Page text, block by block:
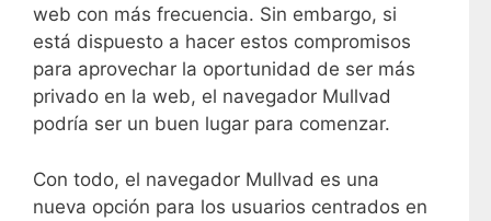
web con más frecuencia. Sin embargo, si
está dispuesto a hacer estos compromisos
para aprovechar la oportunidad de ser más
privado en la web, el navegador Mullvad
podría ser un buen lugar para comenzar.
Con todo, el navegador Mullvad es una
nueva opción para los usuarios centrados en